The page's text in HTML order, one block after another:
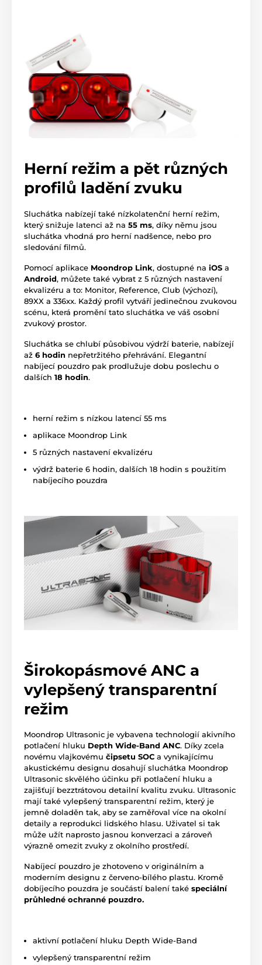
Herní režim a pět různých
profilů ladění zvuku
Sluchátka nabízejí také nízkolatenční herní režim,
který snižuje latenci až na 55 ms, díky němu jsou
sluchátka vhodná pro herní nadšence, nebo pro
sledování filmů.
Pomocí aplikace Moondrop Link, dostupné na iOS a
Android, můžete také vybrat z 5 různých nastavení
ekvalizéru a to: Monitor, Reference, Club (výchozí),
89XX a 336xx. Každý profil vytváří jedinečnou zvukovou
scénu, která promění tato sluchátka ve váš osobní
zvukový prostor.
Sluchátka se chlubí působivou výdrží baterie, nabízejí
až 6 hodin nepřetržitého přehrávání. Elegantní
nabíjecí pouzdro pak prodlužuje dobu poslechu o
dalších 18 hodin.
herní režim s nízkou latencí 55 ms
aplikace Moondrop Link
5 různých nastavení ekvalizéru
výdrž baterie 6 hodin, dalších 18 hodin s použitím
nabíjecího pouzdra
Širokopásmové ANC a
vylepšený transparentní
režim
Moondrop Ultrasonic je vybavena technologií akivního
potlačení hluku Depth Wide-Band ANC. Díky zcela
novému vlajkovému čipsetu SOC a vynikajícímu
akustickému designu dosahují sluchátka Moondrop
Ultrasonic skvělého účinku při potlačení hluku a
zajišťují bezztrátovou detailní kvalitu zvuku. Ultrasonic
mají také vylepšený transparentní režim, který je
jemně doladěn tak, aby se zaměřoval více na okolní
detaily a reprodukci lidského hlasu. Uživatel si tak
může užít naprosto jasnou konverzaci a zároveň
výrazně omezit zvuky z okolního prostředí.
Nabíjecí pouzdro je zhotoveno v originálním a
moderním designu z červeno-bílého plastu. Kromě
dobíjecího pouzdra je součástí balení také speciální
průhledné ochranné pouzdro.
aktivní potlačení hluku Depth Wide-Band
vylepšený transparentní režim